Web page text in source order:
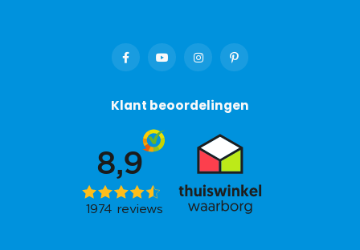
Klant beoordelingen